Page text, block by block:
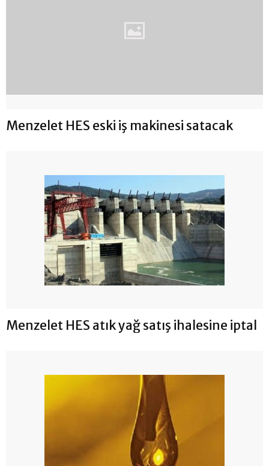
Menzelet HES eski iş makinesi satacak
Menzelet HES atık yağ satış ihalesine iptal